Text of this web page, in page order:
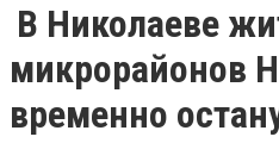
В Николаеве
микрорайонов
временно